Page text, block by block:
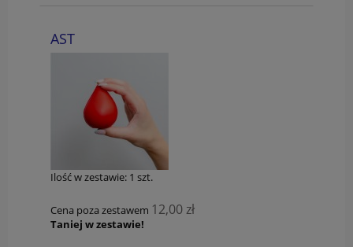
AST
Ilość w zestawie: 1 szt.
Cena poza zestawem 12,00 zł
Taniej w zestawie!